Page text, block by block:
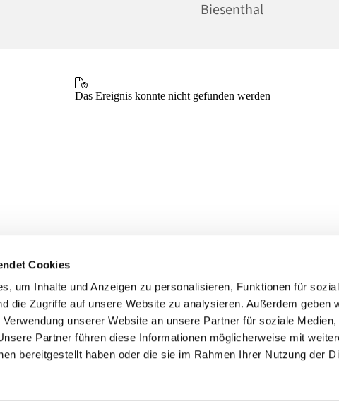
Cookies
um Inhalte und Anzeigen zu personalisieren, Funktionen für
die Zugriffe auf unsere Website zu analysieren. Außerdem geben
unserer Website an unsere Partner für soziale Medien,
Partner führen diese Informationen möglicherweise mit
bereitgestellt haben oder die sie im Rahmen Ihrer Nutzung der
Biesenthal
der
Kontakte
Ansprechpersonen zum Schutz vor
sexualisierter Gewalt